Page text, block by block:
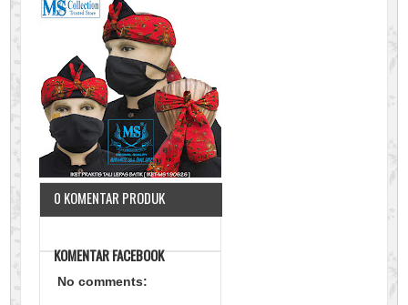
0 KOMENTAR PRODUK
KOMENTAR FACEBOOK
No comments: